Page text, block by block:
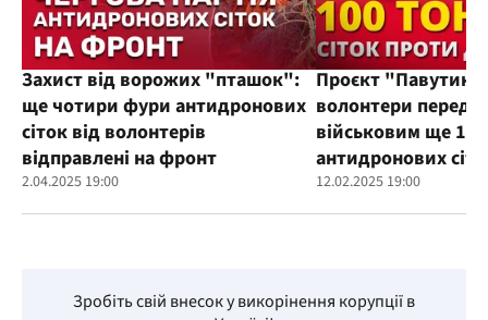
Захист від ворожих "пташок":
ще чотири фури антидронових
сіток від волонтерів
відправлені на фронт
2.04.2025 19:00
Проєкт
волонтери
військовим ще
антидронових
12.02.2025 19:00
Зробіть свій внесок у викорінення корупції в